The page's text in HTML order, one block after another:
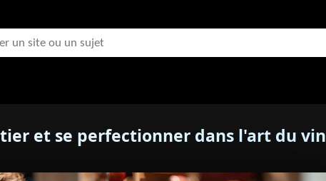
et se perfectionner dans l'art du vin